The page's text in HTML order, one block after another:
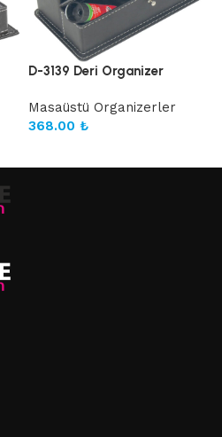
D-3139 Deri Organizer
Masaüstü Organizerler
368.00 ₺